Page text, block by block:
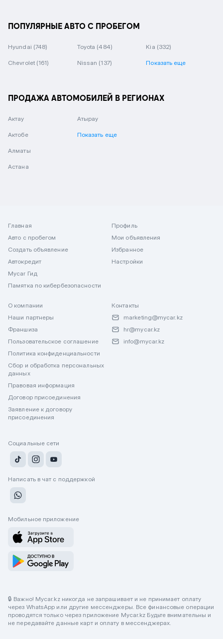
ПОПУЛЯРНЫЕ АВТО С ПРОБЕГОМ
Hyundai (748) Toyota (484) Kia (332)
Chevrolet (161) Nissan (137) Показать еще
ПРОДАЖА АВТОМОБИЛЕЙ В РЕГИОНАХ
Актау
Актобе
Алматы
Астана
Атырау
Показать еще
Главная
Авто с пробегом
Создать объявление
Автокредит
Mycar Гид
Памятка по кибербезопасности
Профиль
Мои объявления
Избранное
Настройки
О компании
Наши партнеры
Франшиза
Пользовательское соглашение
Политика конфиденциальности
Сбор и обработка персональных
данных
Правовая информация
Договор присоединения
Заявление к договору
присоединения
Контакты
marketing@mycar.kz
hr@mycar.kz
info@mycar.kz
Социальные сети
Написать в чат с поддержкой
Мобильное приложение
🔒 Важно! Mycar.kz никогда не запрашивает и не принимает оплату
через WhatsApp или другие мессенджеры. Все финансовые операции
проводятся только через приложение Mycar.kz Будьте внимательны и
не передавайте данные карт и оплату в мессенджерах.